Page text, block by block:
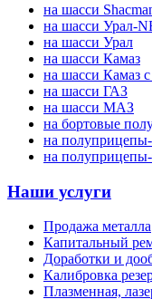
на шасси
на шасси Урал-
на шасси Урал
на шасси Камаз
на шасси Камаз
на шасси ГАЗ
на шасси МАЗ
на бортовые
на
на
Наши услуги
Продажа металла
Капитальный
Доработки и
Калибровка
Плазменная,